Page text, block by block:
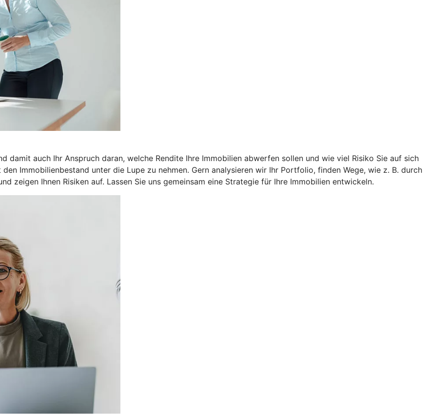
damit auch Ihr Anspruch daran, welche Rendite Ihre Immobilien abwerfen sollen und wie viel Risiko Sie auf sich
Immobilienbestand unter die Lupe zu nehmen. Gern analysieren wir Ihr Portfolio, finden Wege, wie z. B. durch
zeigen Ihnen Risiken auf. Lassen Sie uns gemeinsam eine Strategie für Ihre Immobilien entwickeln.